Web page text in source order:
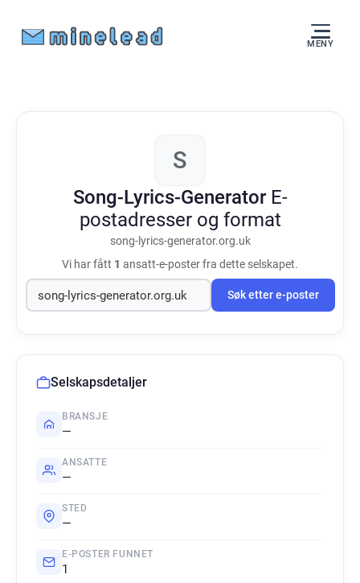
MENY
S
Song-Lyrics-Generator E-
postadresser og format
song-lyrics-generator.org.uk
Vi har fått 1 ansatt-e-poster fra dette selskapet.
Søk etter e-poster
Selskapsdetaljer
BRANSJE
—
ANSATTE
—
STED
—
E-POSTER FUNNET
1